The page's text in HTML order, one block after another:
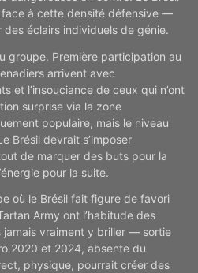
à cette densité défensive —
éclairs individuels de génie.
groupe. Première participation au
arrivent avec
et l’insouciance de ceux qui n’ont
surprise via la zone
populaire, mais le niveau
Brésil devrait s’imposer
de marquer des buts pour la
pour la suite.
où le Brésil fait figure de favori
Army ont l’habitude des
jamais vraiment y briller — sortie
2020 et 2024, absente du
physique, pourrait créer des